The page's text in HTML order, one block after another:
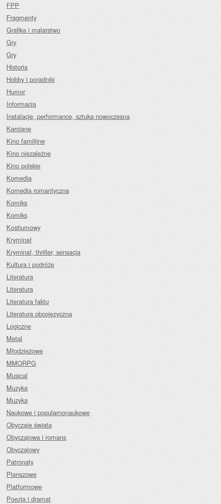
FPP
Fragmenty
Grafika i malarstwo
Gry
Gry
Historia
Hobby i poradniki
Humor
Informacja
Instalacje, performance, sztuka nowoczesna
Karciane
Kino familijne
Kino niezależne
Kino polskie
Komedia
Komedia romantyczna
Komiks
Komiks
Kostiumowy
Kryminał
Kryminał, thriller, sensacja
Kultura i podróże
Literatura
Literatura
Literatura faktu
Literatura obcojęzyczna
Logiczne
Metal
Młodzieżowe
MMORPG
Musical
Muzyka
Muzyka
Naukowe i popularnonaukowe
Obyczaje świata
Obyczajowa i romans
Obyczajowy
Patronaty
Planszowe
Platformowe
Poezja i dramat